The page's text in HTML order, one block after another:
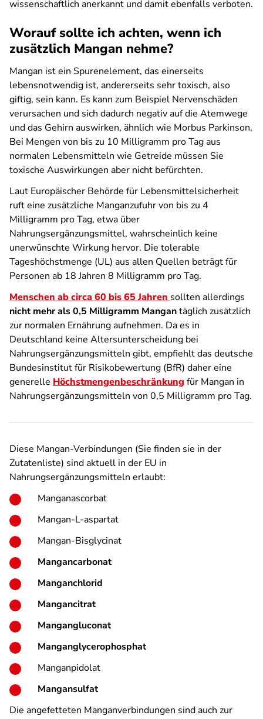
wissenschaftlich anerkannt und damit ebenfalls verboten.
Worauf sollte ich achten, wenn ich
zusätzlich Mangan nehme?
Mangan ist ein Spurenelement, das einerseits
lebensnotwendig ist, andererseits sehr toxisch, also
giftig, sein kann. Es kann zum Beispiel Nervenschäden
verursachen und sich dadurch negativ auf die Atemwege
und das Gehirn auswirken, ähnlich wie Morbus Parkinson.
Bei Mengen von bis zu 10 Milligramm pro Tag aus
normalen Lebensmitteln wie Getreide müssen Sie
toxische Auswirkungen aber nicht befürchten.
Laut Europäischer Behörde für Lebensmittelsicherheit
ruft eine zusätzliche Manganzufuhr von bis zu 4
Milligramm pro Tag, etwa über
Nahrungsergänzungsmittel, wahrscheinlich keine
unerwünschte Wirkung hervor. Die tolerable
Tageshöchstmenge (UL) aus allen Quellen beträgt für
Personen ab 18 Jahren 8 Milligramm pro Tag.
Menschen ab circa 60 bis 65 Jahren sollten allerdings
nicht mehr als 0,5 Milligramm Mangantäglich zusätzlich
zur normalen Ernährung aufnehmen. Da es in
Deutschland keine Altersunterscheidung bei
Nahrungsergänzungsmitteln gibt, empfiehlt das deutsche
Bundesinstitut für Risikobewertung (BfR) daher eine
generelle Höchstmengenbeschränkung für Mangan in
Nahrungsergänzungsmitteln von 0,5 Milligramm pro Tag.
Diese Mangan-Verbindungen (Sie finden sie in der
Zutatenliste) sind aktuell in der EU in
Nahrungsergänzungsmitteln erlaubt:
Manganascorbat
Mangan-L-aspartat
Mangan-Bisglycinat
Mangancarbonat
Manganchlorid
Mangancitrat
Mangangluconat
Manganglycerophosphat
Manganpidolat
Mangansulfat
Die angefetteten Manganverbindungen sind auch zur